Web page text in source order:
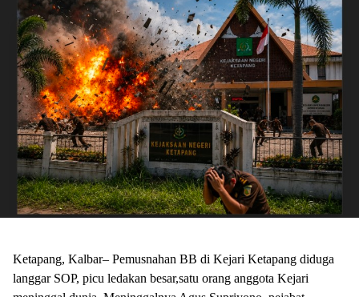
Ketapang, Kalbar– Pemusnahan BB di Kejari Ketapang diduga
langgar SOP, picu ledakan besar,satu orang anggota Kejari